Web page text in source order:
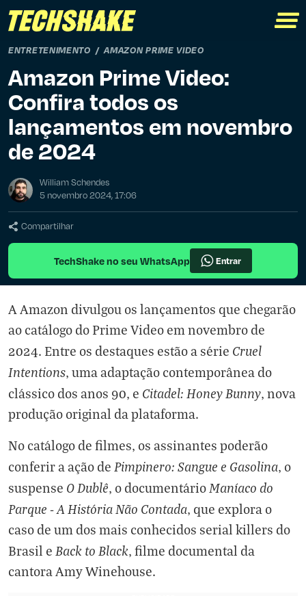
ENTRETENIMENTO AMAZON PRIME VIDEO
Amazon Prime Video:
Confira todos os
lançamentos em novembro
de 2024
William Schendes
5 novembro 2024, 17:06
Compartilhar
TechShake no seu WhatsApp Entrar
A Amazon divulgou os lançamentos que chegarão
ao catálogo do Prime Video em novembro de
2024. Entre os destaques estão a série Cruel
Intentions, uma adaptação contemporânea do
clássico dos anos 90, e Citadel: Honey Bunny, nova
produção original da plataforma.
No catálogo de filmes, os assinantes poderão
conferir a ação de Pimpinero: Sangue e Gasolina, o
suspense O Dublê, o documentário Maníaco do
Parque - A História Não Contada, que explora o
caso de um dos mais conhecidos serial killers do
Brasil e Back to Black, filme documental da
cantora Amy Winehouse.